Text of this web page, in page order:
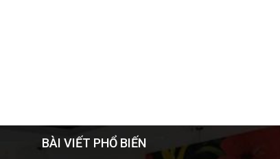
BÀI VIẾT PHỔ BIẾN